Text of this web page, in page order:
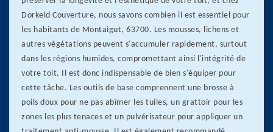
Dorkeld Couverture, nous savons combien il est essentiel pour
les habitants de Montaigut, 63700. Les mousses, lichens et
autres végétations peuvent s'accumuler rapidement, surtout
dans les régions humides, compromettant ainsi l'intégrité de
votre toit. Il est donc indispensable de bien s'équiper pour
cette tâche. Les outils de base comprennent une brosse à
poils doux pour ne pas abîmer les tuiles, un grattoir pour les
zones les plus tenaces et un pulvérisateur pour appliquer un